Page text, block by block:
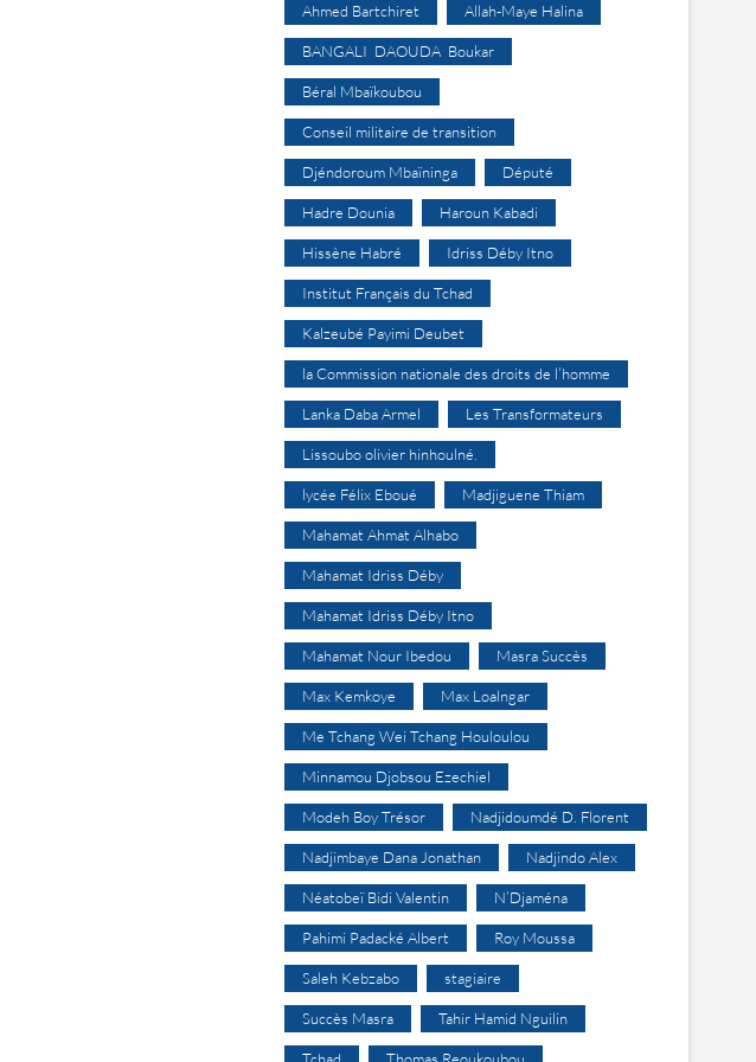
Ahmed Bartchiret Allah-Maye Halina
BANGALI DAOUDA Boukar
Béral Mbaïkoubou
Conseil militaire de transition
Djéndoroum Mbaïninga Député
Hadre Dounia Haroun Kabadi
Hissène Habré Idriss Déby Itno
Institut Français du Tchad
Kalzeubé Payimi Deubet
la Commission nationale des droits de l’homme
Lanka Daba Armel Les Transformateurs
Lissoubo olivier hinhoulné.
lycée Félix Eboué Madjiguene Thiam
Mahamat Ahmat Alhabo
Mahamat Idriss Déby
Mahamat Idriss Déby Itno
Mahamat Nour Ibedou Masra Succès
Max Kemkoye Max Loalngar
Me Tchang Wei Tchang Houloulou
Minnamou Djobsou Ezechiel
Modeh Boy Trésor Nadjidoumdé D. Florent
Nadjimbaye Dana Jonathan Nadjindo Alex
Néatobeï Bidi Valentin N’Djaména
Pahimi Padacké Albert Roy Moussa
Saleh Kebzabo stagiaire
Succès Masra Tahir Hamid Nguilin